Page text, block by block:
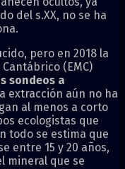
del s.XX, no se ha
pero en 2018 la
(EMC)
sondeos a
extracción aún no ha
al menos a corto
ecologistas que
todo se estima que
entre 15 y 20 años,
mineral que se